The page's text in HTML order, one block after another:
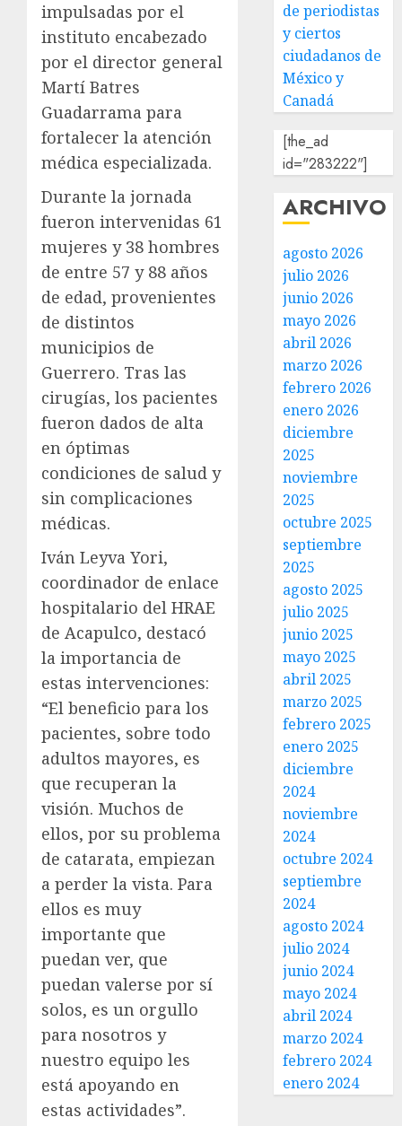
impulsadas por el
instituto encabezado
por el director general
Martí Batres
Guadarrama para
fortalecer la atención
médica especializada.
Durante la jornada
fueron intervenidas 61
mujeres y 38 hombres
de entre 57 y 88 años
de edad, provenientes
de distintos
municipios de
Guerrero. Tras las
cirugías, los pacientes
fueron dados de alta
en óptimas
condiciones de salud y
sin complicaciones
médicas.
Iván Leyva Yori,
coordinador de enlace
hospitalario del HRAE
de Acapulco, destacó
la importancia de
estas intervenciones:
“El beneficio para los
pacientes, sobre todo
adultos mayores, es
que recuperan la
visión. Muchos de
ellos, por su problema
de catarata, empiezan
a perder la vista. Para
ellos es muy
importante que
puedan ver, que
puedan valerse por sí
solos, es un orgullo
para nosotros y
nuestro equipo les
está apoyando en
estas actividades”.
de periodistas
y ciertos
ciudadanos de
México y
Canadá
[the_ad
id="283222"]
ARCHIVO
agosto 2026
julio 2026
junio 2026
mayo 2026
abril 2026
marzo 2026
febrero 2026
enero 2026
diciembre
2025
noviembre
2025
octubre 2025
septiembre
2025
agosto 2025
julio 2025
junio 2025
mayo 2025
abril 2025
marzo 2025
febrero 2025
enero 2025
diciembre
2024
noviembre
2024
octubre 2024
septiembre
2024
agosto 2024
julio 2024
junio 2024
mayo 2024
abril 2024
marzo 2024
febrero 2024
enero 2024